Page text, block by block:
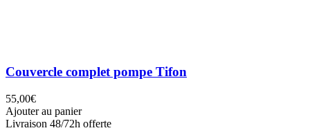
Couvercle complet pompe Tifon
55,00€
Ajouter au panier
Livraison 48/72h offerte